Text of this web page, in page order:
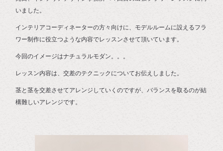
いました。
インテリアコーディネーターの方々向けに、モデルルームに設えるフラ
ワー制作に役立つような内容でレッスンさせて頂いています。
今回のイメージはナチュラルモダン。。。
レッスン内容は、交差のテクニックについてお伝えしました。
茎と茎を交差させてアレンジしていくのですが、バランスを取るのが結
構難しいアレンジです。